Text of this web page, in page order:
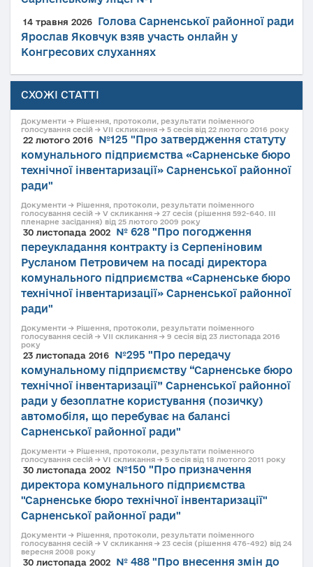
14 травня 2026
Голова Сарненської районної ради
Ярослав Яковчук взяв участь онлайн у
Конгресових слуханнях
СХОЖІ СТАТТІ
Документи → Рішення, протоколи, результати поіменного
голосування сесій → VII скликання → 5 сесія від 22 лютого 2016 року
22 лютого 2016
№125 "Про затвердження статуту
комунального підприємства «Сарненське бюро
технічної інвентаризації» Сарненської районної
ради"
Документи → Рішення, протоколи, результати поіменного
голосування сесій → V скликання → 27 сесія (рішення 592-640. III
пленарне засідання) від 25 лютого 2009 року
30 листопада 2002
№ 628 "Про погодження
переукладання контракту із Серпеніновим
Русланом Петровичем на посаді директора
комунального підприємства «Сарненське бюро
технічної інвентаризації» Сарненської районної
ради"
Документи → Рішення, протоколи, результати поіменного
голосування сесій → VII скликання → 9 сесія від 23 листопада 2016
року
23 листопада 2016
№295 "Про передачу
комунальному підприємству “Сарненське бюро
технічної інвентаризації” Сарненської районної
ради у безоплатне користування (позичку)
автомобіля, що перебуває на балансі
Сарненської районної ради"
Документи → Рішення, протоколи, результати поіменного
голосування сесій → VI скликання → 5 сесія від 18 лютого 2011 року
30 листопада 2002
№150 "Про призначення
директора комунального підприємства
"Сарненське бюро технічної інвентаризації"
Сарненської районної ради"
Документи → Рішення, протоколи, результати поіменного
голосування сесій → V скликання → 23 сесія (рішення 476-492) від 24
вересня 2008 року
30 листопада 2002 № 488 "Про внесення змін до